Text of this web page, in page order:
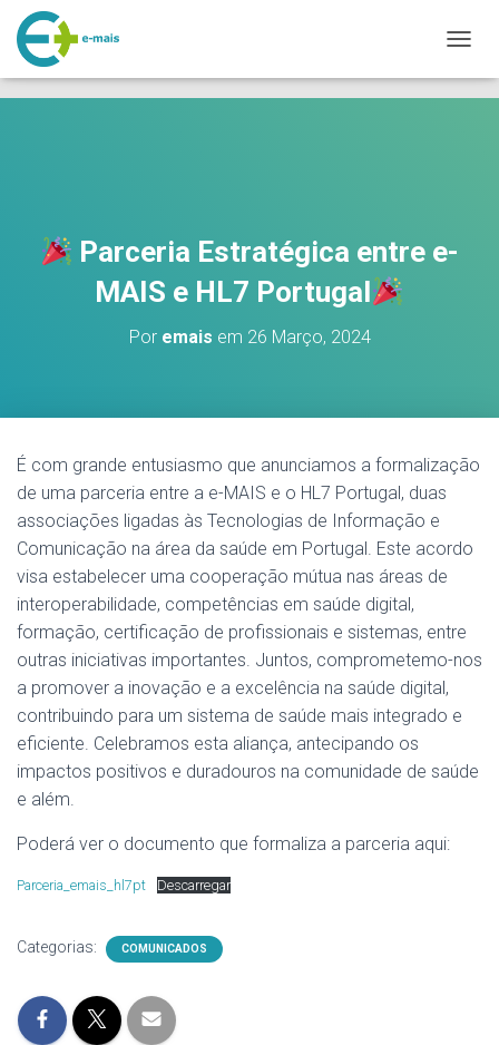
L
T
O
makeporngreatagain.pro
www.yeahporn.top
a seductive occasion.
fuck.
Parceria Estratégica entre e-
MAIS e HL7 Portugal
Por emais em 26 Março, 2024
É com grande entusiasmo que anunciamos a formalização
de uma parceria entre a e-MAIS e o HL7 Portugal, duas
associações ligadas às Tecnologias de Informação e
Comunicação na área da saúde em Portugal. Este acordo
visa estabelecer uma cooperação mútua nas áreas de
interoperabilidade, competências em saúde digital,
formação, certificação de profissionais e sistemas, entre
outras iniciativas importantes. Juntos, comprometemo-nos
a promover a inovação e a excelência na saúde digital,
contribuindo para um sistema de saúde mais integrado e
eficiente. Celebramos esta aliança, antecipando os
impactos positivos e duradouros na comunidade de saúde
e além.
Poderá ver o documento que formaliza a parceria aqui:
Parceria_emais_hl7pt Descarregar
Categorias: COMUNICADOS